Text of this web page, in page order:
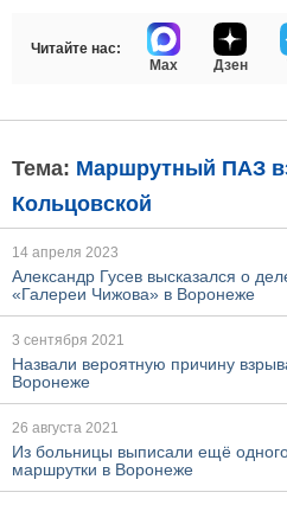
Читайте нас:
Max
Дзен
Тема: Маршрутный ПАЗ
Кольцовской
14 апреля 2023
Александр Гусев высказался о
«Галереи Чижова» в Воронеже
3 сентября 2021
Назвали вероятную причину
Воронеже
26 августа 2021
Из больницы выписали ещё
маршрутки в Воронеже